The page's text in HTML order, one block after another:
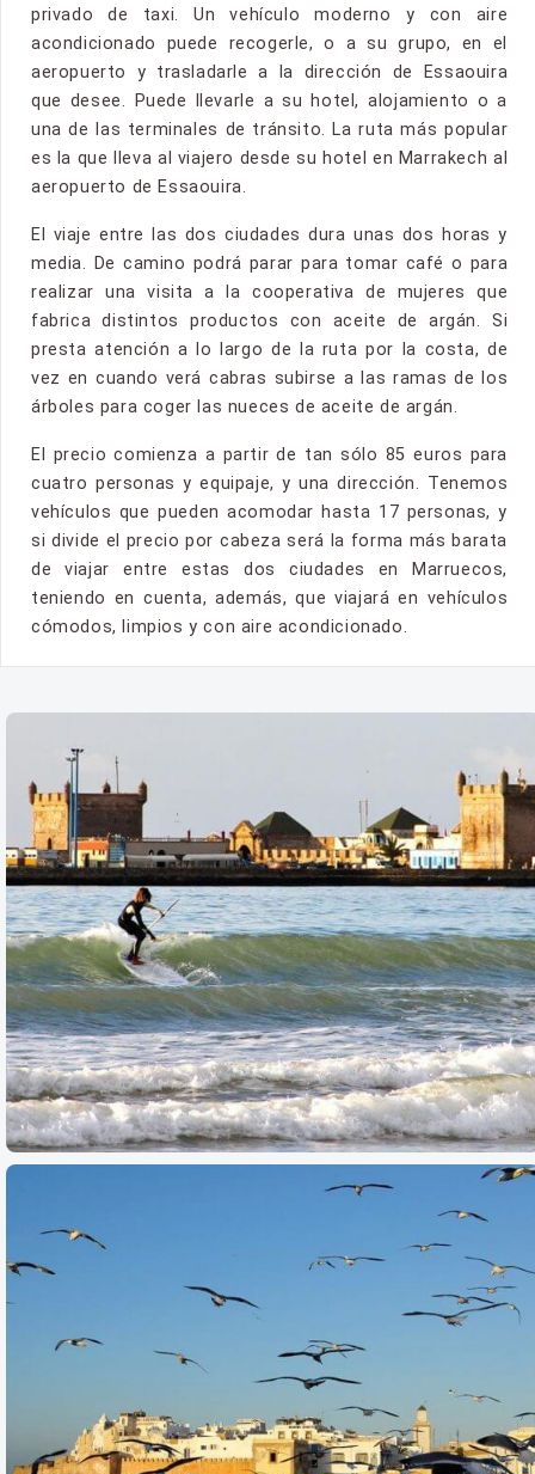
privado de taxi. Un vehículo moderno y con aire
acondicionado puede recogerle, o a su grupo, en el
aeropuerto y trasladarle a la dirección de Essaouira
que desee. Puede llevarle a su hotel, alojamiento o a
una de las terminales de tránsito. La ruta más popular
es la que lleva al viajero desde su hotel en Marrakech al
aeropuerto de Essaouira.
El viaje entre las dos ciudades dura unas dos horas y
media. De camino podrá parar para tomar café o para
realizar una visita a la cooperativa de mujeres que
fabrica distintos productos con aceite de argán. Si
presta atención a lo largo de la ruta por la costa, de
vez en cuando verá cabras subirse a las ramas de los
árboles para coger las nueces de aceite de argán.
El precio comienza a partir de tan sólo 85 euros para
cuatro personas y equipaje, y una dirección. Tenemos
vehículos que pueden acomodar hasta 17 personas, y
si divide el precio por cabeza será la forma más barata
de viajar entre estas dos ciudades en Marruecos,
teniendo en cuenta, además, que viajará en vehículos
cómodos, limpios y con aire acondicionado.